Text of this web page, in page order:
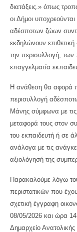
διατάξεις.» όπως
οι Δήμοι
αδέσποτων ζώων
εκδηλώνουν
την περισυλλογή,
επαγγελματία
Η ανάθεση θα αφορά
περισυλλογή
Μάνης σύμφωνα με τις
μεταφορά τους στον
του εκπαιδευτή ή σε
ανάλογα με τις
αξιολόγησή της
Παρακαλούμε λόγω
περιστατικών που
σχετική έγγραφη
08/05/2026 και ώρα
Δημαρχείο